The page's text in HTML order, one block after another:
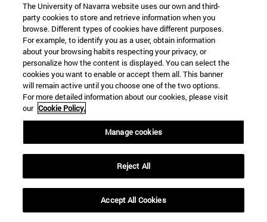
22 SEP
FUNCIÓN Y FICCIÓN. Varios artistas
Más información
The University of Navarra website uses our own and third-
party cookies to store and retrieve information when you
browse. Different types of cookies have different purposes.
For example, to identify you as a user, obtain information
about your browsing habits respecting your privacy, or
personalize how the content is displayed. You can select the
cookies you want to enable or accept them all. This banner
will remain active until you choose one of the two options.
For more detailed information about our cookies, please visit
our Cookie Policy.
Manage cookies
Reject All
Accept All Cookies